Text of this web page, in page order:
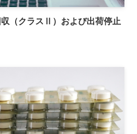
（クラスⅡ）および出荷停止